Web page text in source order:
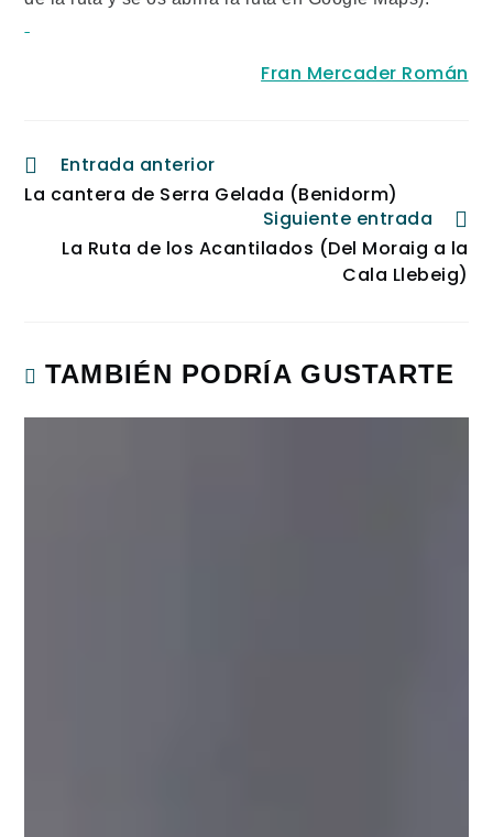
Fran Mercader Román
Entrada anterior
La cantera de Serra Gelada (Benidorm)
Siguiente entrada
La Ruta de los Acantilados (Del Moraig a la
Cala Llebeig)
TAMBIÉN PODRÍA GUSTARTE